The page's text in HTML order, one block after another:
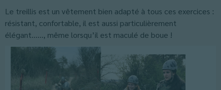
Le treillis est un vêtement bien adapté à tous ces exercices :
résistant, confortable, il est aussi particulièrement
élégant……, même lorsqu’il est maculé de boue !